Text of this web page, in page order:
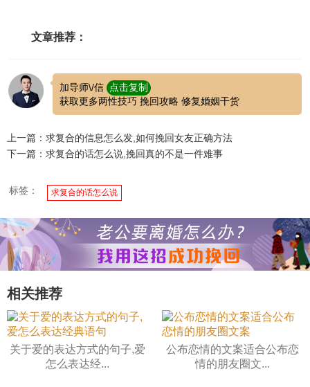
文章推荐：
加导师\/信
点击复制
获取更多两性技巧 挽回攻略 修复婚姻干货
上一篇：求复合的信息怎么发,如何挽回女友正确方法
下一篇：求复合的话怎么说,挽回真的不是一件难事
标签： 求复合的话怎么说
相关推荐
关于爱的表达方式的句子,爱
怎么表达经...
公布恋情的文案适合公布恋
情的朋友圈文...